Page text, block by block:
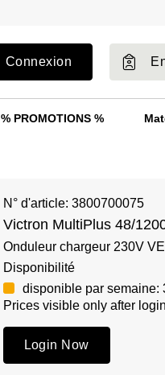
Connexion
% PROMOTIONS %
N° d'article: 3800700075
Victron MultiPlus 48/
Onduleur chargeur 230V
Disponibilité
disponible par semaine:
Prices visible only after login
Login Now